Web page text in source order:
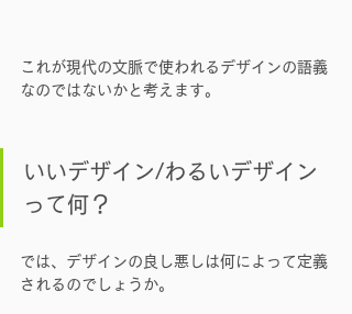
これが現代の文脈で使われるデザインの語義
なのではないかと考えます。
いいデザイン/わるいデザイン
って何？
では、デザインの良し悪しは何によって定義
されるのでしょうか。